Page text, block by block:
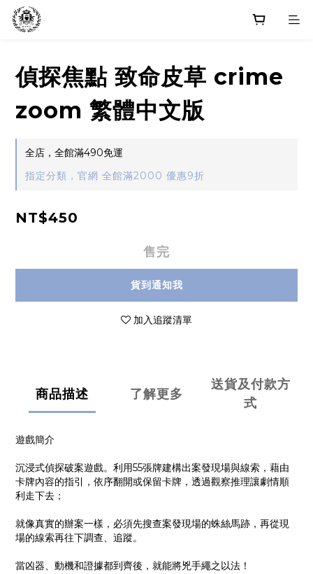
偵探焦點 致命皮草 crime
zoom 繁體中文版
全店，全館滿490免運
指定分類，官網 全館滿2000 優惠9折
NT$450
售完
貨到通知我
加入追蹤清單
商品描述 了解更多
送貨及付款方
式
遊戲簡介
沉浸式偵探破案遊戲。利用55張牌建構出案發現場與線索，藉由
卡牌內容的指引，依序翻開或保留卡牌，透過觀察推理讓劇情順
利走下去；
就像真實的辦案一樣，必須先搜查案發現場的蛛絲馬跡，再從現
場的線索再往下調查、追蹤。
當凶器、動機和證據都到齊後，就能將兇手繩之以法！